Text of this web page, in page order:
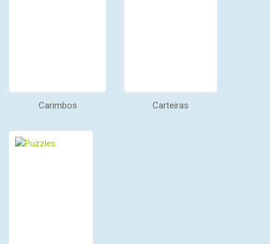
Carimbos Carteiras